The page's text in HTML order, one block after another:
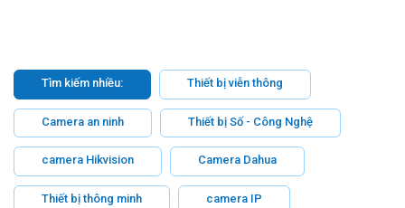
Tìm kiếm nhiều: Thiết bị viễn thông
Camera an ninh Thiết bị Số - Công Nghệ
camera Hikvision Camera Dahua
Thiết bị thông minh camera IP